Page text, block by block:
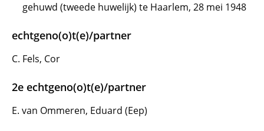
gehuwd (tweede huwelijk) te Haarlem, 28 mei 1948
echtgeno(o)t(e)/partner
C. Fels, Cor
2e echtgeno(o)t(e)/partner
E. van Ommeren, Eduard (Eep)